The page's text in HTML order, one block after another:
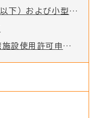
原動機付自転車（125cc以下）および小型特殊自動車の異動申告
プレジャーボート（港湾施設使用許可申請）